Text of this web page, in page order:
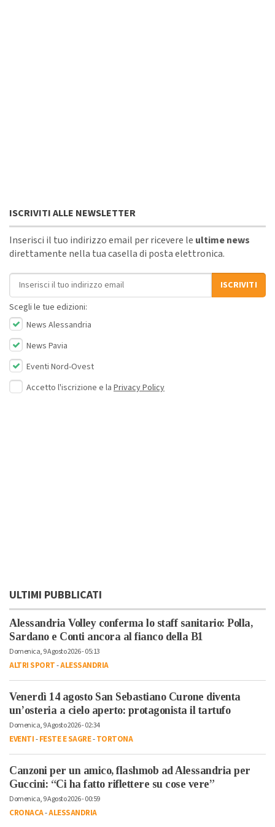
ISCRIVITI ALLE NEWSLETTER
Inserisci il tuo indirizzo email per ricevere le ultime news
direttamente nella tua casella di posta elettronica.
Indirizzo email
ISCRIVITI
Scegli le tue edizioni:
News Alessandria
News Pavia
Eventi Nord-Ovest
Accetto l'iscrizione e la Privacy Policy
ULTIMI PUBBLICATI
Alessandria Volley conferma lo staff sanitario: Polla,
Sardano e Conti ancora al fianco della B1
Domenica, 9 Agosto 2026 - 05:13
ALTRI SPORT-ALESSANDRIA
Venerdì 14 agosto San Sebastiano Curone diventa
un’osteria a cielo aperto: protagonista il tartufo
Domenica, 9 Agosto 2026 - 02:34
EVENTI-FESTE E SAGRE-TORTONA
Canzoni per un amico, flashmob ad Alessandria per
Guccini: “Ci ha fatto riflettere su cose vere”
Domenica, 9 Agosto 2026 - 00:59
CRONACA-ALESSANDRIA